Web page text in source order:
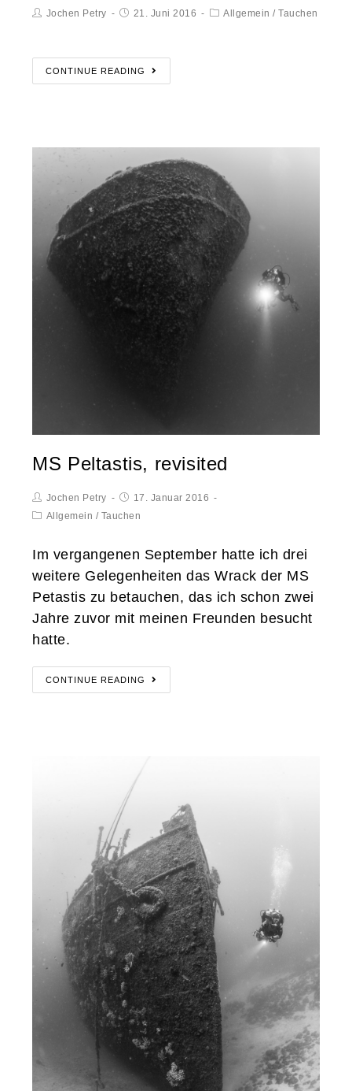
Jochen Petry 21. Juni 2016 Allgemein /Tauchen
CONTINUE READING
MS Peltastis, revisited
Jochen Petry
17. Januar 2016
Allgemein / Tauchen
Im vergangenen September hatte ich drei
weitere Gelegenheiten das Wrack der MS
Petastis zu betauchen, das ich schon zwei
Jahre zuvor mit meinen Freunden besucht
hatte.
CONTINUE READING